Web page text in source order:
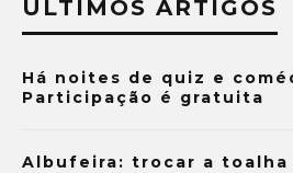
ÚLTIMOS ARTIGOS
Há noites de quiz e
Participação é gratuita
Albufeira: trocar a toalha